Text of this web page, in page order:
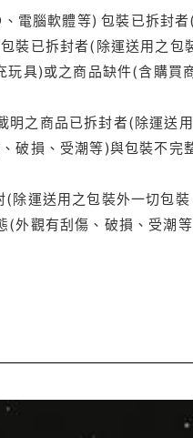
電腦軟體等) 包裝已拆封
裝已拆封者(除運送用之包
具)或之商品缺件(含購買
之商品已拆封者(除運送
破損、受潮等)與包裝不完
運送用之包裝外一切包
外觀有刮傷、破損、受潮